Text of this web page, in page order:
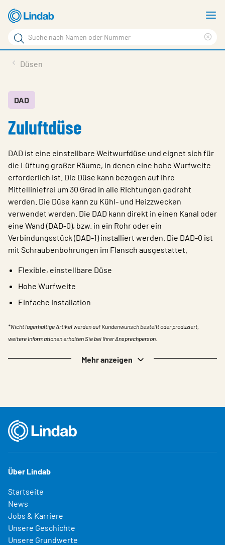
Zum
Hauptinhalt
Suchbegriff
Seite
durchsuchen
Im Fokus
Über Lindab
Downloads
Sprache wählen
Düsen
DAD
Zuluftdüse
DAD ist eine einstellbare Weitwurfdüse und eignet sich für
die Lüftung großer Räume, in denen eine hohe Wurfweite
erforderlich ist. Die Düse kann bezogen auf ihre
Mittelliniefrei um 30 Grad in alle Richtungen gedreht
werden. Die Düse kann zu Kühl- und Heizzwecken
verwendet werden. Die DAD kann direkt in einen Kanal oder
eine Wand (DAD-0), bzw. in ein Rohr oder ein
Verbindungsstück (DAD-1) installiert werden. Die DAD-0 ist
mit Schraubenbohrungen im Flansch ausgestattet.
Flexible, einstellbare Düse
Hohe Wurfweite
Einfache Installation
*Nicht lagerhaltige Artikel werden auf Kundenwunsch bestellt oder produziert,
weitere Informationen erhalten Sie bei Ihrer Ansprechperson.
Mehr anzeigen
Über Lindab
Startseite
News
Jobs & Karriere
Unsere Geschichte
Unsere Grundwerte